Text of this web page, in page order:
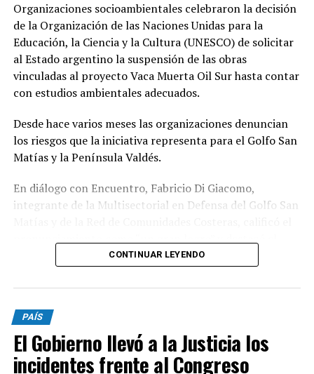
Organizaciones socioambientales celebraron la decisión
de la Organización de las Naciones Unidas para la
Educación, la Ciencia y la Cultura (UNESCO) de solicitar
al Estado argentino la suspensión de las obras
vinculadas al proyecto Vaca Muerta Oil Sur hasta contar
con estudios ambientales adecuados.
Desde hace varios meses las organizaciones denuncian
los riesgos que la iniciativa representa para el Golfo San
Matías y la Península Valdés.
En diálogo con Encuentro, Fabricio Di Giacomo,
integrante de la Multisectorial en Defensa del Golfo San
pronunciamiento como “un gran logro” y destacó el
trabajo articulado entre organizaciones ambientales,
ante organismos internacionales.
Según explicó, durante los últimos meses distintas
organizaciones presentaron documentación, informes
científicos y campañas de firmas ante la UNESCO para
advertir sobre el impacto que podría generar el
CONTINUAR LEYENDO
PAÍS
El Gobierno llevó a la Justicia los
incidentes frente al Congreso